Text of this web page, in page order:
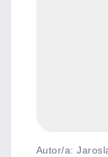
Autor/a: